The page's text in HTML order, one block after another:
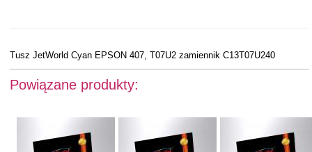
Tusz JetWorld Cyan EPSON 407, T07U2 zamiennik C13T07U240
Powiązane produkty: